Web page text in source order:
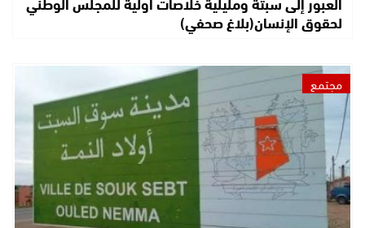
لحقوق الإنسان(بلاغ صحفي)
مجتمع